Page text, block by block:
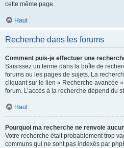
cette même page.
Haut
Recherche dans les forums
Comment puis-je effectuer une
Saisissez un terme dans la boîte de
forums ou les pages de sujets. La
cliquant sur le lien « Recherche avancée
forum. L’accès à la recherche dépend du
Haut
Pourquoi ma recherche ne renvoie
Votre recherche était probablement trop
communs qui ne sont pas indexés par